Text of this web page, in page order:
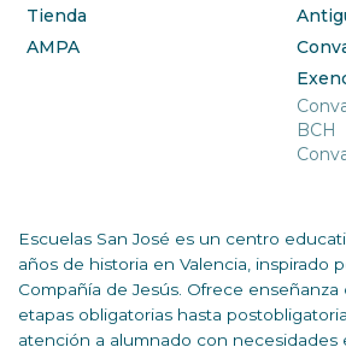
Tienda
AMPA
BCH
Escuelas San José es un centro
años de historia en Valencia, inspirado
Compañía de Jesús. Ofrece
etapas obligatorias hasta
atención a alumnado con necesidades